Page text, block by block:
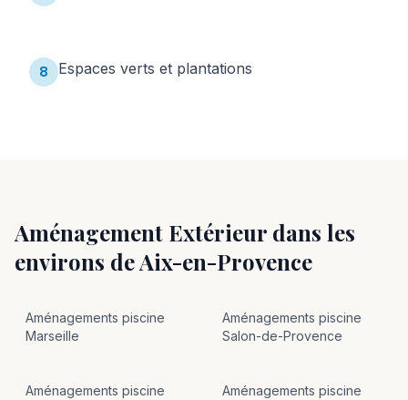
8 Espaces verts et plantations
Aménagement Extérieur dans les
environs deAix-en-Provence
Aménagements piscine
Marseille
Aménagements piscine
Salon-de-Provence
Aménagements piscine
Aménagements piscine